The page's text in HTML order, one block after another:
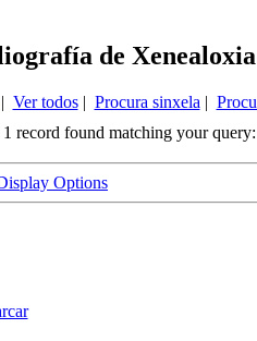
de
Ver todos| Procura sinxela |
record found matching your query:
Options